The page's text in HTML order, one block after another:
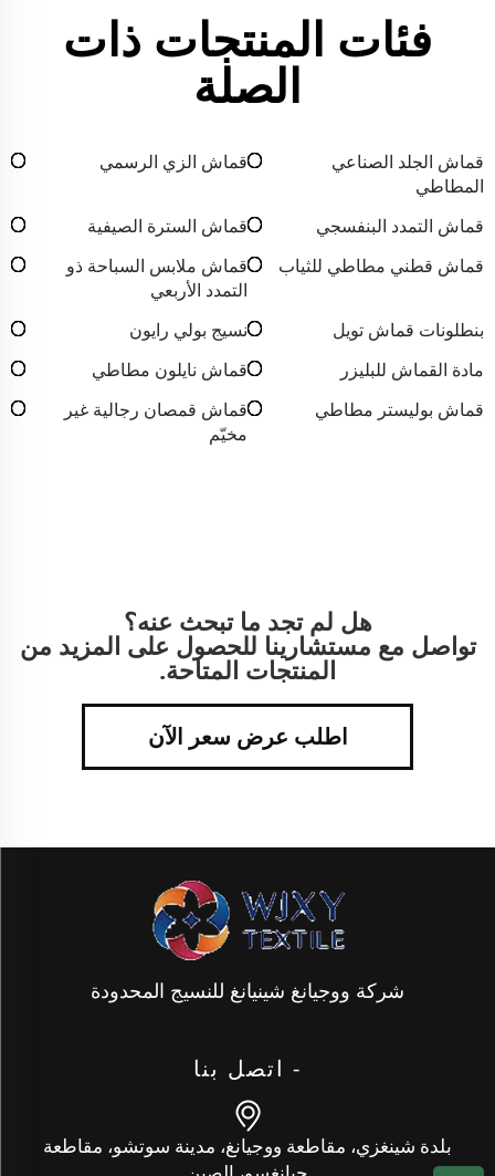
فئات المنتجات ذات
الصلة
قماش الجلد الصناعي
المطاطي
قماش الزي الرسمي
قماش التمدد البنفسجي
قماش السترة الصيفية
قماش قطني مطاطي للثياب
قماش ملابس السباحة ذو
التمدد الأربعي
بنطلونات قماش تويل
نسيج بولي رايون
مادة القماش للبليزر
قماش نايلون مطاطي
قماش بوليستر مطاطي
قماش قمصان رجالية غير
مخيّم
هل لم تجد ما تبحث عنه؟
تواصل مع مستشارينا للحصول على المزيد من
المنتجات المتاحة.
اطلب عرض سعر الآن
شركة ووجيانغ شينيانغ للنسيج المحدودة
- اتصل بنا
بلدة شينغزي، مقاطعة ووجيانغ، مدينة سوتشو، مقاطعة